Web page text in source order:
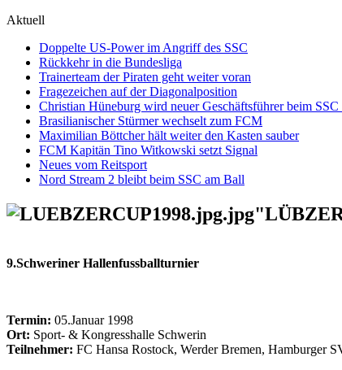
Aktuell
Doppelte US-Power im Angriff des SSC
Rückkehr in die Bundesliga
Trainerteam der Piraten geht weiter voran
Fragezeichen auf der Diagonalposition
Christian Hüneburg wird neuer Geschäftsführer beim
Brasilianischer Stürmer wechselt zum FCM
Maximilian Böttcher hält weiter den Kasten sauber
FCM Kapitän Tino Witkowski setzt Signal
Neues vom Reitsport
Nord Stream 2 bleibt beim SSC am Ball
9.Schweriner Hallenfussballturnier
Termin: 05.Januar 1998
Ort: Sport- & Kongresshalle Schwerin
Teilnehmer: FC Hansa Rostock, Werder Bremen, Hamburger